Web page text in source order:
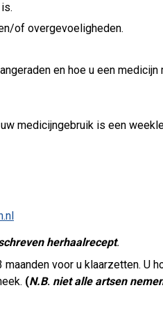
of overgevoeligheden.
en hoe u een medicijn
medicijngebruik is een
herhaalrecept.
voor u klaarzetten. U
(N.B. niet alle artsen